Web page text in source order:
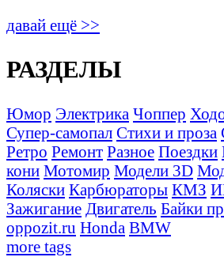
давай ещё >>
РАЗДЕЛЫ
Юмор Электрика Чоппер
Супер-самопал Стихи и проза
Ретро Ремонт Разное Поездки
кони Мотомир Модели 3D
Коляски Карбюраторы КМЗ
Зажигание Двигатель Байки
oppozit.ru Honda BMW
more tags